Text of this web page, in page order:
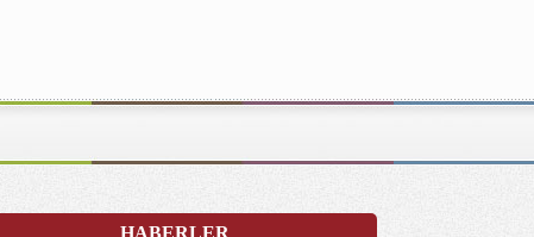
HABERLER